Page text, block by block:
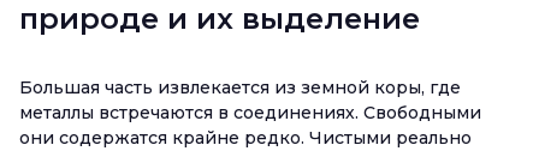
природе и их выделение
Большая часть извлекается из земной коры, где
металлы встречаются в соединениях. Свободными
они содержатся крайне редко. Чистыми реально